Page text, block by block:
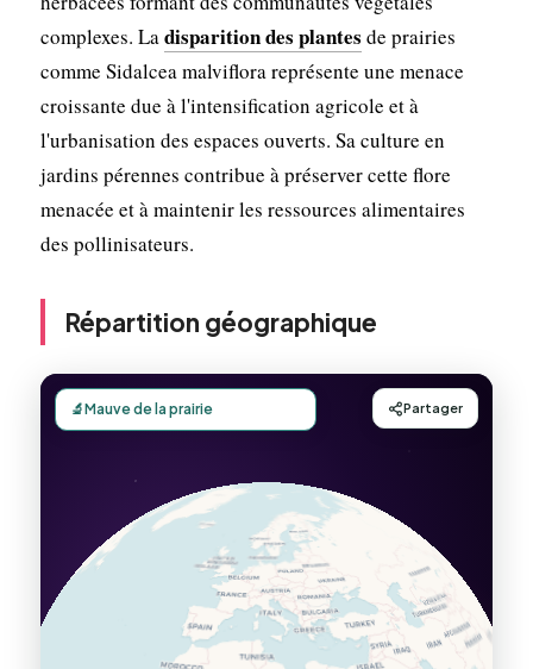
complexes. Ladisparition des plantes de prairies
comme Sidalcea malviflora représente une menace
croissante due à l'intensification agricole et à
l'urbanisation des espaces ouverts. Sa culture en
jardins pérennes contribue à préserver cette flore
menacée et à maintenir les ressources alimentaires
des pollinisateurs.
Répartition géographique